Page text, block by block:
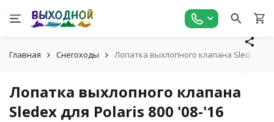
Главная Снегоходы Лопатка выхлопного клапана Sledex
Лопатка выхлопного клапана
Sledex для Polaris 800 '08-'16